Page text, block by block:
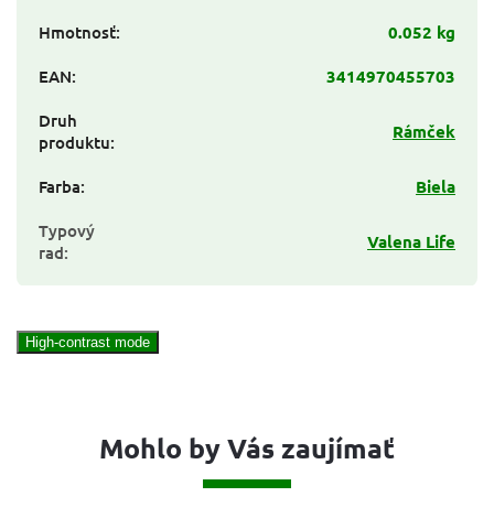
Hmotnosť:
0.052 kg
EAN:
3414970455703
Druh
produktu: Rámček
Farba:
Biela
Typový
rad: Valena Life
High-contrast mode
Mohlo by Vás zaujímať